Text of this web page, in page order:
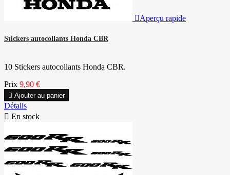
Aperçu rapide
Stickers autocollants Honda CBR
10 Stickers autocollants Honda CBR.
Prix 9,90 €
 Ajouter au panier
Détails
 En stock